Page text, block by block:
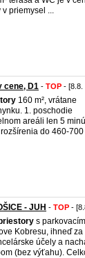
priemysel ...
cene, D1 - TOP - [8.8.
160 m², vrátane
1. poschodie
areáli len 5
do 460-700
- JUH - TOP -
s
Kobresu, ihneď za
účely a
(bez výťahu).